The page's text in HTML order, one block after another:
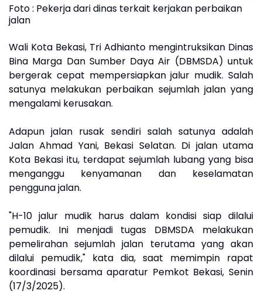
Foto : Pekerja dari dinas terkait kerjakan perbaikan
jalan
Wali Kota Bekasi, Tri Adhianto mengintruksikan Dinas
Bina Marga Dan Sumber Daya Air (DBMSDA) untuk
bergerak cepat mempersiapkan jalur mudik. Salah
satunya melakukan perbaikan sejumlah jalan yang
mengalami kerusakan.
Adapun jalan rusak sendiri salah satunya adalah
Jalan Ahmad Yani, Bekasi Selatan. Di jalan utama
Kota Bekasi itu, terdapat sejumlah lubang yang bisa
menganggu kenyamanan dan keselamatan
pengguna jalan.
"H-10 jalur mudik harus dalam kondisi siap dilalui
pemudik. Ini menjadi tugas DBMSDA melakukan
pemelirahan sejumlah jalan terutama yang akan
dilalui pemudik," kata dia, saat memimpin rapat
koordinasi bersama aparatur Pemkot Bekasi, Senin
(17/3/2025).